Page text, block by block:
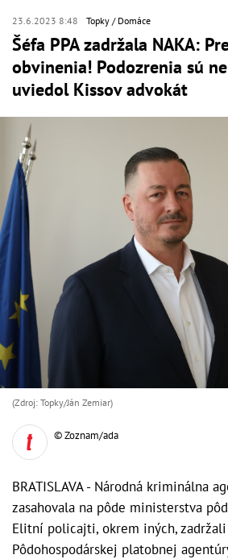
23.6.2023 8:48 Topky Domáce
Šéfa PPA zadržala NAKA:
obvinenia! Podozrenia sú
uviedol Kissov advokát
(Zdroj: Topky/Ján Zemiar)
© Zoznam/ada
BRATISLAVA - Národná kriminálna
zasahovala na pôde ministerstva
Elitní policajti, okrem iných,
Pôdohospodárskej platobnej